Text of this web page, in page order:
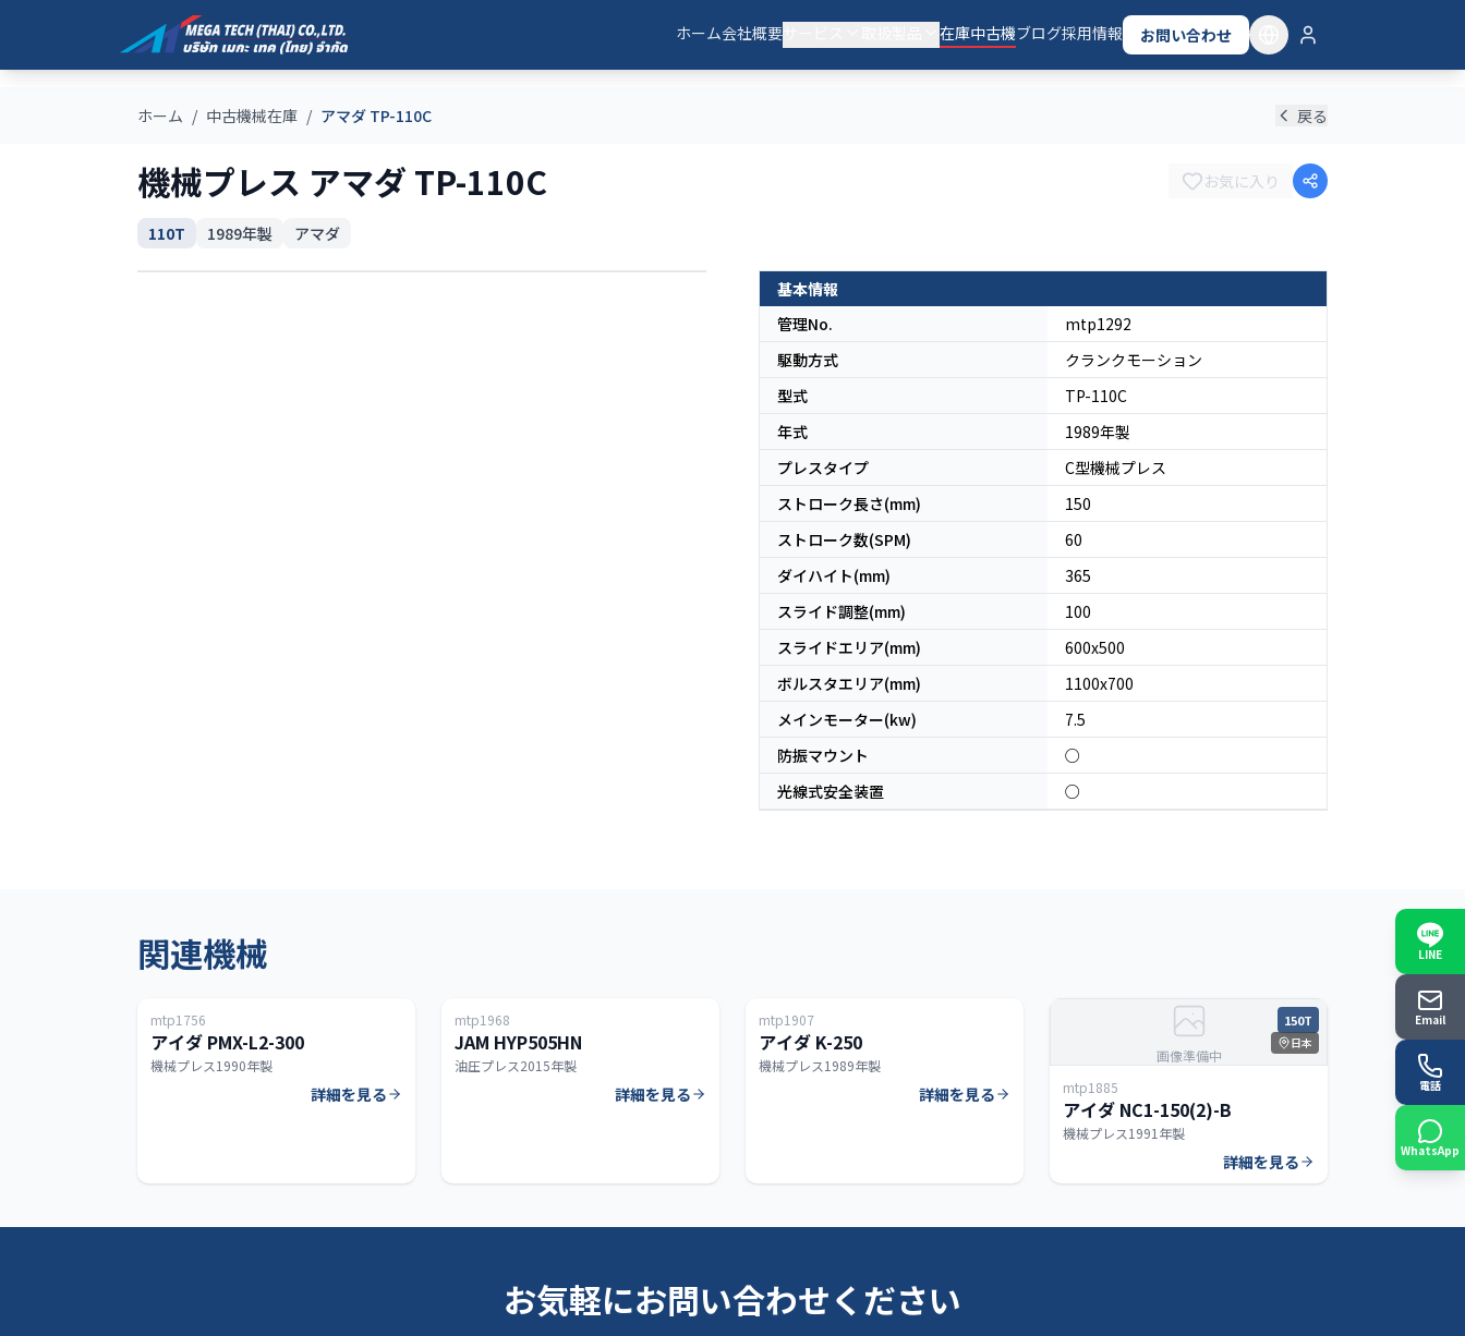
ホーム会社概要 在庫中古機ブログ採用情報 お問い合わせ
ホーム / 中古機械在庫 / アマダ TP-110C 戻る
機械プレス アマダ TP-110C お気に入り
110T 1989年製 アマダ
基本情報
管理No.
mtp1292
駆動方式
クランクモーション
型式
TP-110C
年式
1989年製
プレスタイプ
C型機械プレス
ストローク長さ(mm)
150
ストローク数(SPM)
60
ダイハイト(mm)
365
スライド調整(mm)
100
スライドエリア(mm)
600x500
ボルスタエリア(mm)
1100x700
メインモーター(kw)
7.5
防振マウント
○
光線式安全装置
○
関連機械
mtp1756
アイダ PMX-L2-300
機械プレス1990年製
詳細を見る
mtp1968
JAM HYP505HN
油圧プレス2015年製
詳細を見る
mtp1907
アイダ K-250
機械プレス1989年製
詳細を見る
150T
日本
画像準備中
mtp1885
アイダ NC1-150(2)-B
機械プレス1991年製
詳細を見る
お気軽にお問い合わせください
LINE
Email
電話
WhatsApp